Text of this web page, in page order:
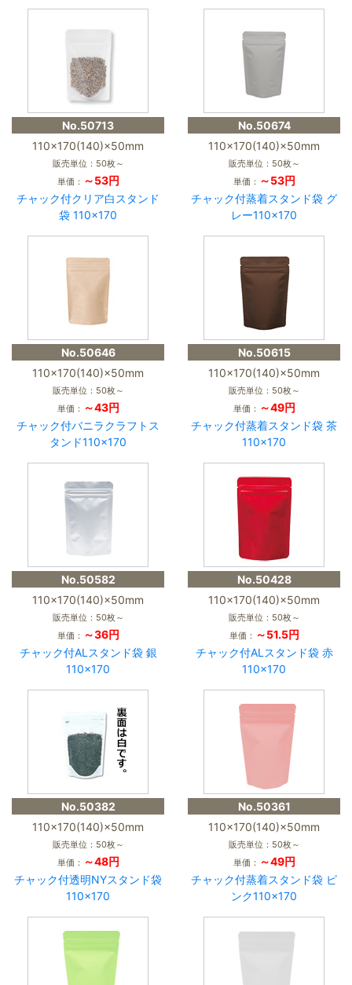
No.50713
110×170(140)×50mm
販売単位：50枚～
単価： ～53円
チャック付クリア白スタンド
袋 110×170
No.50674
110×170(140)×50mm
販売単位：50枚～
単価： ～53円
チャック付蒸着スタンド袋 グ
レー110×170
No.50646
110×170(140)×50mm
販売単位：50枚～
単価： ～43円
チャック付バニラクラフトス
タンド110×170
No.50615
110×170(140)×50mm
販売単位：50枚～
単価： ～49円
チャック付蒸着スタンド袋 茶
110×170
No.50582
110×170(140)×50mm
販売単位：50枚～
単価： ～36円
チャック付ALスタンド袋 銀
110×170
No.50428
110×170(140)×50mm
販売単位：50枚～
単価： ～51.5円
チャック付ALスタンド袋 赤
110×170
No.50382
110×170(140)×50mm
販売単位：50枚～
単価： ～48円
チャック付透明NYスタンド袋
110×170
No.50361
110×170(140)×50mm
販売単位：50枚～
単価： ～49円
チャック付蒸着スタンド袋 ピ
ンク110×170